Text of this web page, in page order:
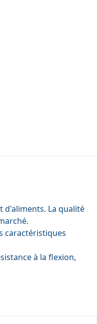
d'aliments. La qualité
caractéristiques
à la flexion,